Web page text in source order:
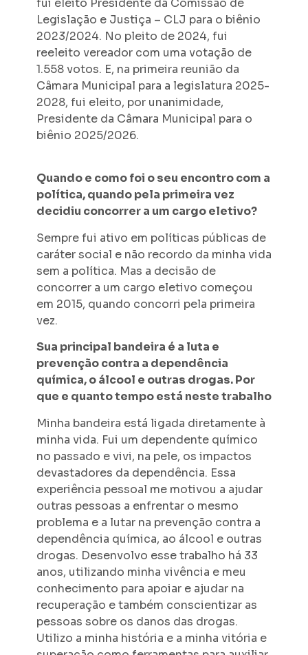
fui eleito Presidente da Comissão de
Legislação e Justiça – CLJ para o biênio
2023/2024. No pleito de 2024, fui
reeleito vereador com uma votação de
1.558 votos. E, na primeira reunião da
Câmara Municipal para a legislatura 2025-
2028, fui eleito, por unanimidade,
Presidente da Câmara Municipal para o
biênio 2025/2026.
Quando e como foi o seu encontro com a
política, quando pela primeira vez
decidiu concorrer a um cargo eletivo?
Sempre fui ativo em políticas públicas de
caráter social e não recordo da minha vida
sem a política. Mas a decisão de
concorrer a um cargo eletivo começou
em 2015, quando concorri pela primeira
vez.
Sua principal bandeira é a luta e
prevenção contra a dependência
química, o álcool e outras drogas. Por
que e quanto tempo está neste trabalho
Minha bandeira está ligada diretamente à
minha vida. Fui um dependente químico
no passado e vivi, na pele, os impactos
devastadores da dependência. Essa
experiência pessoal me motivou a ajudar
outras pessoas a enfrentar o mesmo
problema e a lutar na prevenção contra a
dependência química, ao álcool e outras
drogas. Desenvolvo esse trabalho há 33
anos, utilizando minha vivência e meu
conhecimento para apoiar e ajudar na
recuperação e também conscientizar as
pessoas sobre os danos das drogas.
Utilizo a minha história e a minha vitória e